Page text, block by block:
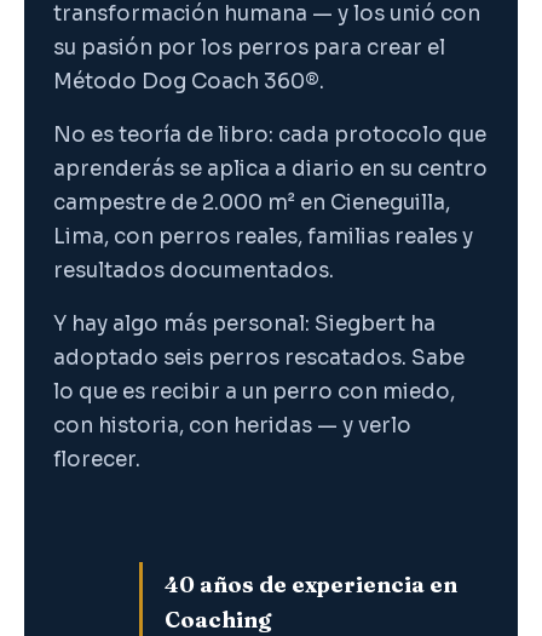
transformación humana — y los unió con
su pasión por los perros para crear el
Método Dog Coach 360®.
No es teoría de libro: cada protocolo que
aprenderás se aplica a diario en su centro
campestre de 2.000 m² en Cieneguilla,
Lima, con perros reales, familias reales y
resultados documentados.
Y hay algo más personal: Siegbert ha
adoptado seis perros rescatados. Sabe
lo que es recibir a un perro con miedo,
con historia, con heridas — y verlo
florecer.
40 años de experiencia en
Coaching